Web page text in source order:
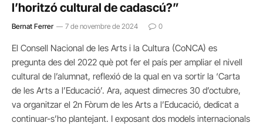
l’horitzó cultural de cadascú?”
Bernat Ferrer 7 de novembre de 2024 0
El Consell Nacional de les Arts i la Cultura (CoNCA) es
pregunta des del 2022 què pot fer el país per ampliar el nivell
cultural de l’alumnat, reflexió de la qual en va sortir la ‘Carta
de les Arts a l’Educació’. Ara, aquest dimecres 30 d’octubre,
va organitzar el 2n Fòrum de les Arts a l’Educació, dedicat a
continuar-s’ho plantejant. I exposant dos models internacionals